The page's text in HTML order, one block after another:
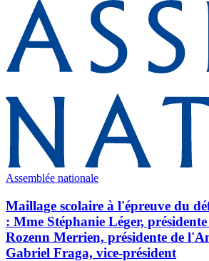
Assemblée nationale
Maillage scolaire à l'épreuve du
: Mme Stéphanie Léger,
Rozenn Merrien, présidente de
Gabriel Fraga, vice-président